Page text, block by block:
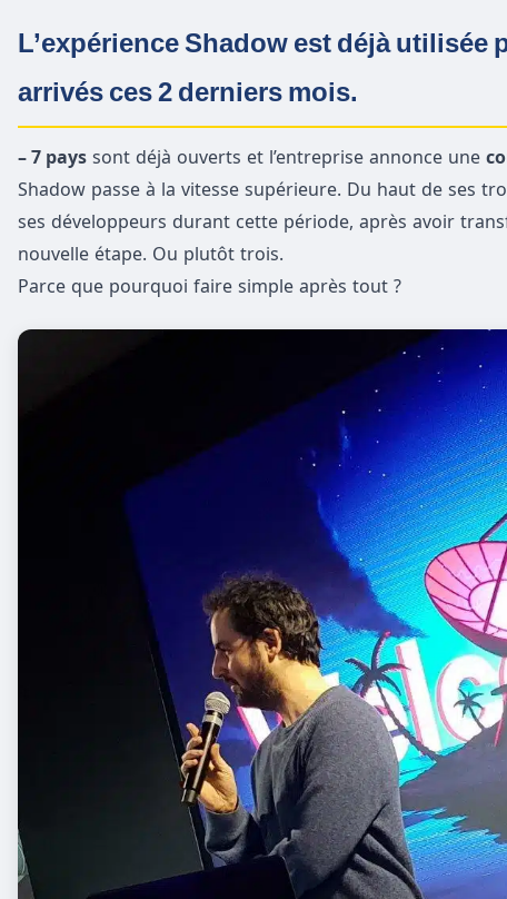
L’expérience Shadow est déjà utilisée
arrivés ces 2 derniers mois.
– 7 pays sont déjà ouverts et l’entreprise annonce une
Shadow passe à la vitesse supérieure. Du haut de ses
ses développeurs durant cette période, après avoir
nouvelle étape. Ou plutôt trois.
Parce que pourquoi faire simple après tout ?